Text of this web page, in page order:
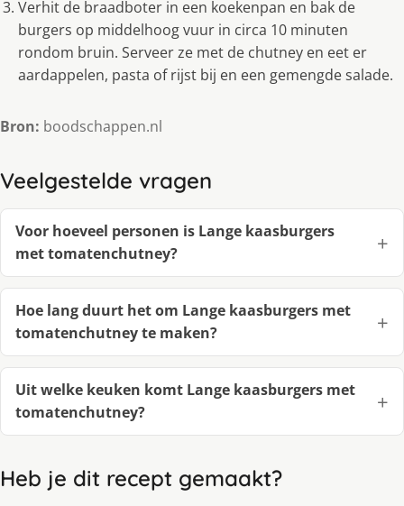
Verhit de braadboter in een koekenpan en bak de
burgers op middelhoog vuur in circa 10 minuten
rondom bruin. Serveer ze met de chutney en eet er
aardappelen, pasta of rijst bij en een gemengde salade.
Bron: boodschappen.nl
Veelgestelde vragen
Voor hoeveel personen is Lange kaasburgers
met tomatenchutney?
Hoe lang duurt het om Lange kaasburgers met
tomatenchutney te maken?
Uit welke keuken komt Lange kaasburgers met
tomatenchutney?
Heb je dit recept gemaakt?